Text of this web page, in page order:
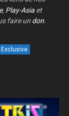
, Play-Asia et
faire un don.
Exclusive